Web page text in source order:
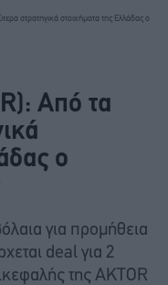
στρατηγικά στοιχήματα της Ελλάδας ο
Από τα
ο
για προμήθεια
deal για 2
της AKTOR